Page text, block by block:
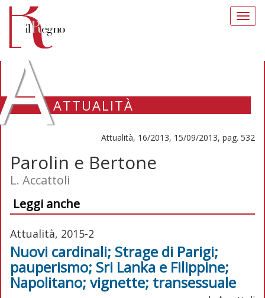
ATTUALITÀ
Attualità, 16/2013, 15/09/2013, pag. 532
Parolin e Bertone
L. Accattoli
Leggi anche
Attualità, 2015-2
Nuovi cardinali; Strage di Parigi;
pauperismo; Sri Lanka e Filippine;
Napolitano; vignette; transessuale